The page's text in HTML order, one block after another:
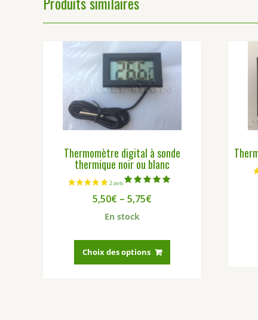
Thermomètre digital à sonde
thermique noir ou blanc
5.00
sur 5
5,50€– 5,75€
En stock
Choix des options
Ce
a